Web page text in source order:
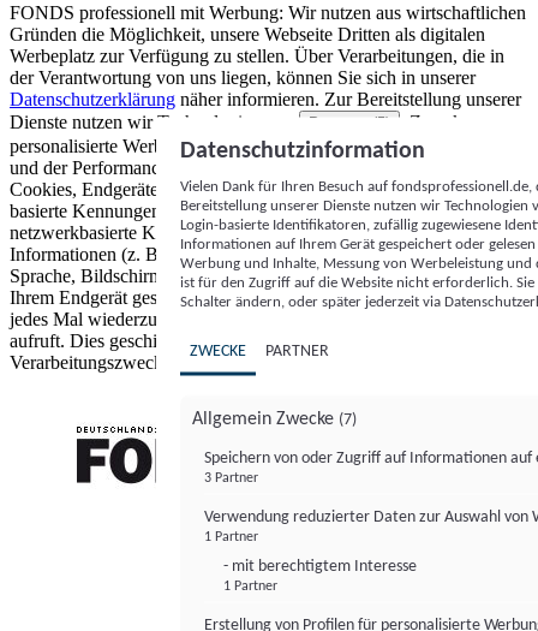
FONDS professionell mit Werbung: Wir nutzen aus wirtschaftlichen
Gründen die Möglichkeit, unsere Webseite Dritten als digitalen
Werbeplatz zur Verfügung zu stellen. Über Verarbeitungen, die in
der Verantwortung von uns liegen, können Sie sich in unserer
Datenschutzerklärung näher informieren. Zur Bereitstellung unserer
Dienste nutzen wir Technologien von
Partnern (5)
. Zwecke:
personalisierte Werbung und Inhalte, Messung von Werbeleistung
und der Performance von Inhalten sowie Zielgruppenforschung.
Cookies, Endgeräte- oder ähnliche Online-Kennungen (z. B. login-
basierte Kennungen, zufällig generierte Kennungen,
netzwerkbasierte Kennungen) können zusammen mit anderen
Informationen (z. B. Browsertyp und Browserinformationen,
Sprache, Bildschirmgröße, unterstützte Technologien usw.) auf
Ihrem Endgerät gespeichert oder von dort ausgelesen werden, um es
jedes Mal wiederzuerkennen, wenn es eine App oder einer Webseite
aufruft. Dies geschieht für einen oder mehrere der hier aufgeführten
Verarbeitungszwecke.
Datenschutzinformation
Vielen Dank für Ihren Besuch auf
Bereitstellung unserer Dienste nutzen wir Technologien
Login-basierte Identifikatoren, zufällig zugewiesene
Informationen auf Ihrem Gerät gespeichert oder
Werbung und Inhalte, Messung von Werbeleistung
ist für den Zugriff auf die Website nicht erforderlich.
Schalter ändern, oder später jederzeit via
ZWECKE PARTNER
Allgemein Zwecke (7)
Speichern von oder Zugriff auf Informationen auf
3 Partner
Verwendung reduzierter Daten zur Auswahl von
1 Partner
- mit berechtigtem Interesse
1 Partner
Erstellung von Profilen für personalisierte
FONDS professionell